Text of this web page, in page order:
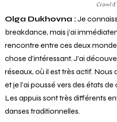
Crawl
Olga Dukhovna :Je
breakdance, mais j’ai
rencontre entre ces deux
chose d’intéressant. J’ai
réseaux, où il est très actif.
et je l’ai poussé vers des états de
Les appuis sont très différents
danses traditionnelles.